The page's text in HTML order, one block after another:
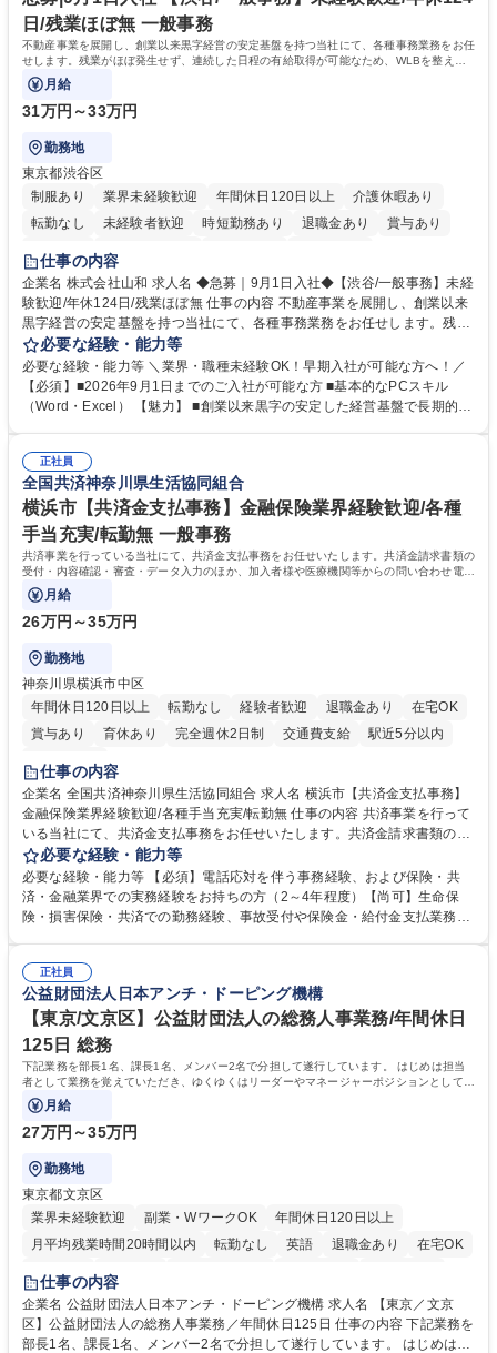
歴・資格 学歴：大学院 大学 高専 短大 専修学校 高校 語学力： 資格：日商
簿記検定1級 日商簿記検定2級
日/残業ほぼ無 一般事務
不動産事業を展開し、創業以来黒字経営の安定基盤を持つ当社にて、各種事務業務をお任
せします。残業がほぼ発生せず、連続した日程の有給取得が可能なため、WLBを整えた
い方にお勧めの環境です！
月給
31万円～33万円
勤務地
東京都渋谷区
制服あり
業界未経験歓迎 年間休日120日以上
介護休暇あり
転勤なし
未経験者歓迎 時短勤務あり 退職金あり
賞与あり
育休あり
完全週休2日制
仕事の内容
企業名 株式会社山和 求人名 ◆急募｜9月1日入社◆【渋谷/一般事務】未経
験歓迎/年休124日/残業ほぼ無 仕事の内容 不動産事業を展開し、創業以来
黒字経営の安定基盤を持つ当社にて、各種事務業務をお任せします。残業
がほぼ発生せず、連続した日程の有給取得が可能なため、WLBを整えたい
方にお勧めの環境です！ 入社後はOJTを通じて丁寧に研修を行いますの
で、事務未経験の方でも安心して臨むことができます。 【業務詳細】■電
話・来客対応 ■物件の鍵や社内の備品管理 ■データ入力や書類作成 ■契約
必要な経験・能力等
必要な経験・能力等 ＼業界・職種未経験OK！早期入社が可能な方へ！／
【必須】■2026年9月1日までのご入社が可能な方 ■基本的なPCスキル
（Word・Excel） 【魅力】 ■創業以来黒字の安定した経営基盤で長期的に
のOJTで業務を習得可能、未経験でもしっかりサポート 学歴・資格 学
歴：大学院 大学 高専 短大 語学力： 資格：
正社員
全国共済神奈川県生活協同組合
横浜市【共済金支払事務】金融保険業界経験歓迎/各種
手当充実/転勤無 一般事務
共済事業を行っている当社にて、共済金支払事務をお任せいたします。共済金請求書類の
受付・内容確認・審査・データ入力のほか、加入者様や医療機関等からの問い合わせ電話
対応や書類発送等を担当します。
月給
26万円～35万円
勤務地
神奈川県横浜市中区
年間休日120日以上
転勤なし 経験者歓迎 退職金あり
在宅OK
賞与あり
育休あり 完全週休2日制 交通費支給
駅近5分以内
土日祝休み
仕事の内容
企業名 全国共済神奈川県生活協同組合 求人名 横浜市【共済金支払事務】
金融保険業界経験歓迎/各種手当充実/転勤無 仕事の内容 共済事業を行って
いる当社にて、共済金支払事務をお任せいたします。共済金請求書類の受
付・内容確認・審査・データ入力のほか、加入者様や医療機関等からの問
い合わせ電話対応や書類発送等を担当します。 ■共済金請求書類の受付、
内容確認、および共済金支払に関する審査・事務処理業務全般を担当 ■専
用システムへのデータ入力、各種必要書類の作成・発送作業 ■加入者様や
指定する業務 募集職種 横浜市【共済金支払事務】金融保険業界経験歓迎/
各種手当充実/転勤無
必要な経験・能力等
必要な経験・能力等 【必須】電話応対を伴う事務経験、および保険・共
済・金融業界での実務経験をお持ちの方（2～4年程度）【尚可】生命保
険・損害保険・共済での勤務経験、事故受付や保険金・給付金支払業務経
務へのキャリアチェンジ希望者も大歓迎です！ 学歴・資格 学歴：大学院
大学 高専 短大 専修学校 高校 語学力： 資格：
正社員
公益財団法人日本アンチ・ドーピング機構
【東京/文京区】公益財団法人の総務人事業務/年間休日
125日 総務
下記業務を部長1名、課長1名、メンバー2名で分担して遂行しています。 はじめは担当
者として業務を覚えていただき、ゆくゆくはリーダーやマネージャーポジションとして活
躍いただくことを期待しています。
月給
27万円～35万円
勤務地
東京都文京区
業界未経験歓迎
副業・WワークOK
年間休日120日以上
月平均残業時間20時間以内
転勤なし 英語 退職金あり
在宅OK
賞与あり
育休あり
食事補助あり
仕事の内容
企業名 公益財団法人日本アンチ・ドーピング機構 求人名 【東京／文京
区】公益財団法人の総務人事業務／年間休日125日 仕事の内容 下記業務を
部長1名、課長1名、メンバー2名で分担して遂行しています。 はじめは担